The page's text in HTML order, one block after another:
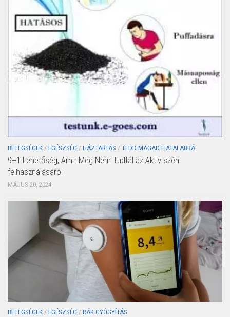
BETEGSÉGEK / EGÉSZSÉG / HÁZTARTÁS / TEDD MAGAD FIATALABBÁ
9+1 Lehetőség, Amit Még Nem Tudtál az Aktiv szén
felhasználásáról
MÁJUS 20, 2024
BETEGSÉGEK / EGÉSZSÉG / RÁK GYÓGYÍTÁS